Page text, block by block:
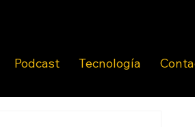
Podcast Tecnología